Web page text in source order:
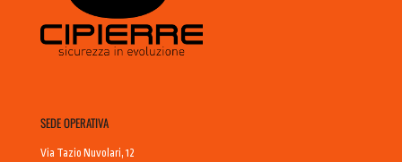
SEDE OPERATIVA
Via Tazio Nuvolari, 12